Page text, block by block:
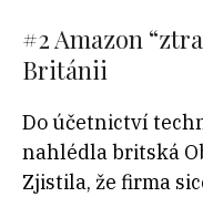
#2 Amazon
Británii
Do účetnictví
nahlédla britská
Zjistila, že firma